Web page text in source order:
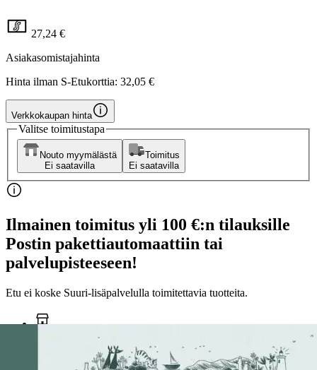
27,24 €
Asiakasomistajahinta
Hinta ilman S-Etukorttia: 32,05 €
Verkkokaupan hinta
Valitse toimitustapa
Nouto myymälästä
Ei saatavilla
Toimitus
Ei saatavilla
Ilmainen toimitus yli 100 €:n tilauksille
Postin pakettiautomaattiin tai
palvelupisteeseen!
Etu ei koske Suuri‑lisäpalvelulla toimitettavia tuotteita.
Tarkista myymäläsaatavuus